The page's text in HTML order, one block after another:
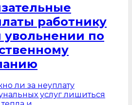
работнику
увольнении по